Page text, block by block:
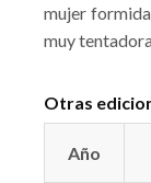
mujer
muy
Otras
Año